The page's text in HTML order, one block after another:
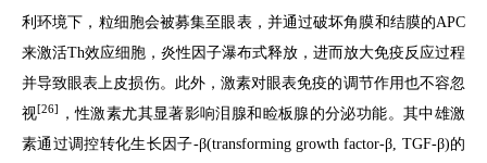
利环境下，粒细胞会被募集至眼表，并通过破坏角膜和结膜的APC
来激活Th效应细胞，炎性因子瀑布式释放，进而放大免疫反应过程
并导致眼表上皮损伤。此外，激素对眼表免疫的调节作用也不容忽
视[26]
，性激素尤其显著影响泪腺和睑板腺的分泌功能。其中雄激
素通过调控转化生长因子-β(transforming growth factor-β, TGF-β)的